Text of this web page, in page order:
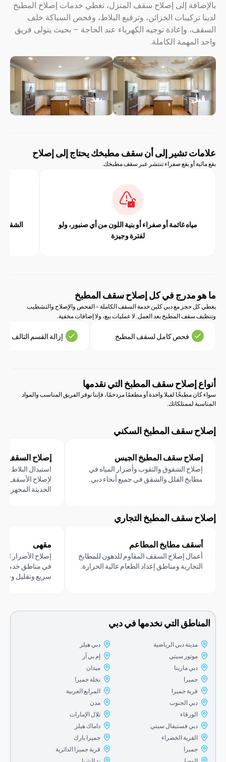
إلى إصلاح سقف المنزل، تغطي خدمات إصلاح المطبخ
تركيبات الخزائن، وترقيع البلاط، وفحص السباكة خلف
وإعادة توجيه الكهرباء عند الحاجة – بحيث يتولى فريق
الكاملة.
بعد
تشير إلى أن سقف مطبخك يحتاج إلى إصلاح
أو بقع صفراء تنتشر عبر سقف مطبخك.
مياه غائمة أو صفراء أو بنية اللون من أي صنبور، ولو
لفترة وجيزة
الشقوق أو
مدرج في كل إصلاح سقف المطبخ
حجز مع دبي كلين خدمة السقف الكاملة - الفحص والإصلاح والتشطيب
المطبخ بعد العمل. لا عمليات بيع، ولا إضافات مخفية.
فحص كامل لسقف المطبخ إزالة القسم التالف
إصلاح سقف المطبخ التي نقدمها
مطبخًا لفيلا واحدة أو مطعمًا مزدحمًا، فإننا نوفر الفريق المناسب والمواد
لممتلكاتك.
سقف المطبخ السكني
سقف المطبخ الجبس
الشقوق والثقوب وأضرار المياه في
الفلل والشقق في جميع أنحاء دبي.
إصلاح السقف المعلق
استبدال البلاط والبار
لإصلاح الأسقف المعلقة في
الحديثة المجهزة.
سقف المطبخ التجاري
مطابخ المطاعم
إصلاح السقف المقاوم للدهون للمطابخ
ومناطق إعداد الطعام عالية الحرارة.
إصلاح الأضرار الناجمة عن
في مناطق خدمة الطعام
سريع وتقليل وقت التوقف
التي نخدمها في دبي
مدينة دبي الرياضية
موتور سيتي
دبي مارينا
قرية جميرا
دبي الجنوب
دبي فستيفال سيتي
القرية الخضراء
دبي هيلز
نخلة جميرا
المرابع العربية
تلال الإمارات
داماك هيلز
جميرا بارك
قرية جميرا الدائرية